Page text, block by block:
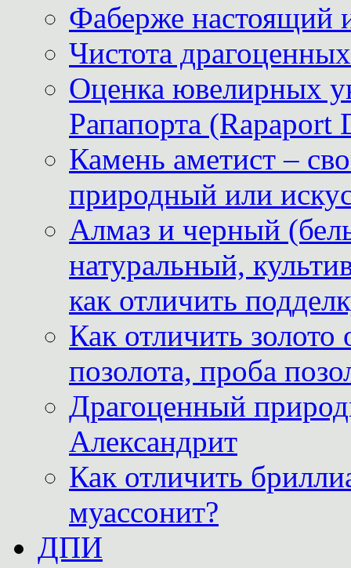
Фаберже настоящий
Чистота
Оценка ювелирных
Рапапорта (Rapaport
Камень аметист –
природный или
Алмаз и черный
натуральный,
как отличить
Как отличить
позолота, проба
Драгоценный
Александрит
Как отличить
муассонит?
ДПИ